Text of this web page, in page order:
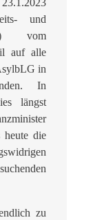
und
vom
auf alle
in
In
längst
heute die
zu